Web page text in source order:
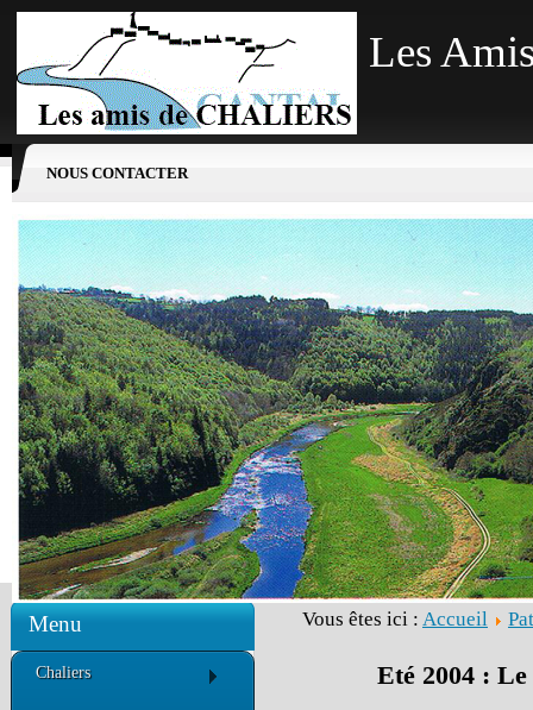
Les
NOUS CONTACTER
Menu
Chaliers
Vous êtes ici : Accueil
Eté 2004 :